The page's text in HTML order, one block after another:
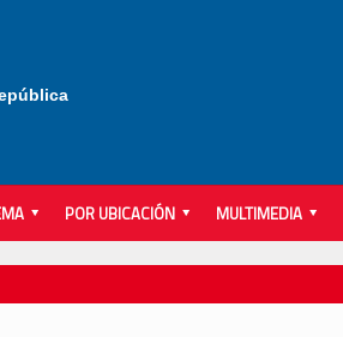
POR UBICACIÓN MULTIMEDIA